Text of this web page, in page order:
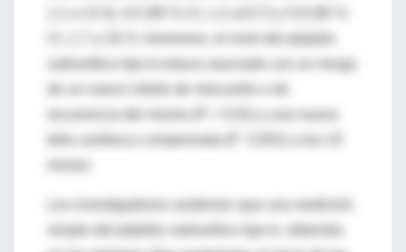
natriurético tipo b estuvo asociado con un riesgo
falla cardíaca o empeorada (P 0.001) a los 10
Los investigadores sostienen que una medición